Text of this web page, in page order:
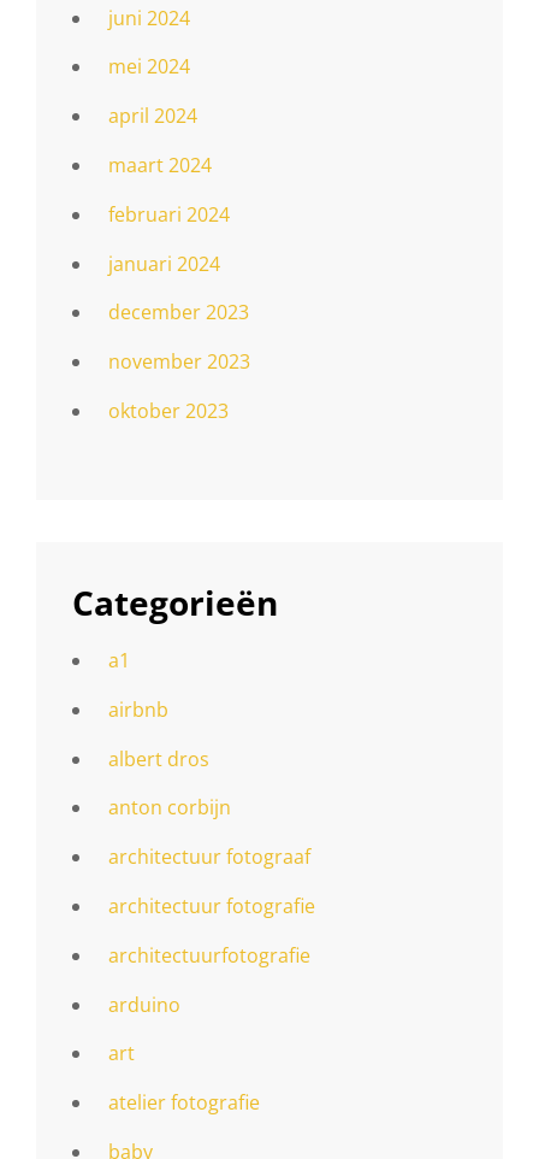
juni 2024
mei 2024
april 2024
maart 2024
februari 2024
januari 2024
december 2023
november 2023
oktober 2023
Categorieën
a1
airbnb
albert dros
anton corbijn
architectuur fotograaf
architectuur fotografie
architectuurfotografie
arduino
art
atelier fotografie
baby